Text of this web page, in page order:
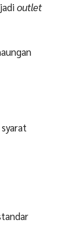
outlet